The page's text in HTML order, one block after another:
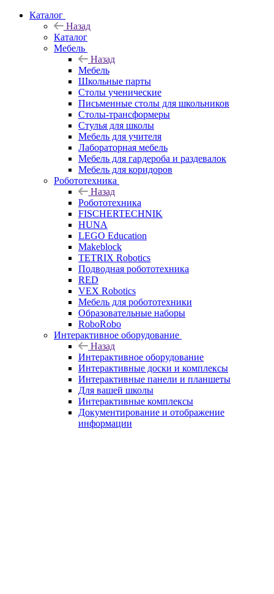
Каталог
Назад
Каталог
Мебель
Назад
Мебель
Школьные парты
Столы ученические
Письменные столы для школьников
Столы-трансформеры
Стулья для школы
Мебель для учителя
Лабораторная мебель
Мебель для гардероба и раздевалок
Мебель для коридоров
Робототехника
Назад
Робототехника
FISCHERTECHNIK
HUNA
LEGO Education
Makeblock
TETRIX Robotics
Подводная робототехника
RED
VEX Robotics
Мебель для робототехники
Образовательные наборы
RoboRobo
Интерактивное оборудование
Назад
Интерактивное оборудование
Интерактивные доски и комплексы
Интерактивные панели и планшеты
Для вашей школы
Интерактивные комплексы
Документирование и отображение
информации